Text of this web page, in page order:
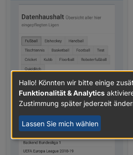
Hallo! Könnten wir bitte einige
Funktionalität & Analytics
Zustimmung später jederzeit
Lassen Sie mich wählen